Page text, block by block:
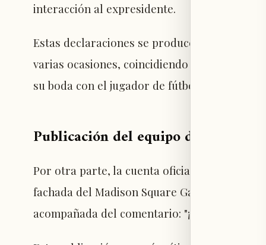
interacción al expresidente.
Estas declaraciones se producen en un
varias ocasiones, coincidiendo con la amplia
su boda con el jugador de fútbol americano
Publicación del equipo de Trump en
Por otra parte, la cuenta oficial de la Casa
fachada del Madison Square Garden en
acompañada del comentario: "¡Ha sucedido!".